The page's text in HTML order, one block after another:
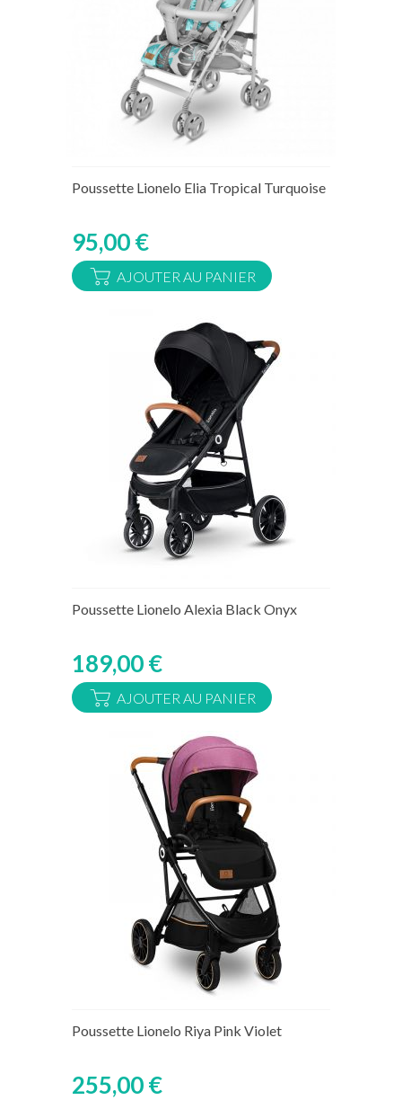
Poussette Lionelo Elia Tropical Turquoise
95,00 €
AJOUTER AU PANIER
Poussette Lionelo Alexia Black Onyx
189,00 €
AJOUTER AU PANIER
Poussette Lionelo Riya Pink Violet
255,00 €